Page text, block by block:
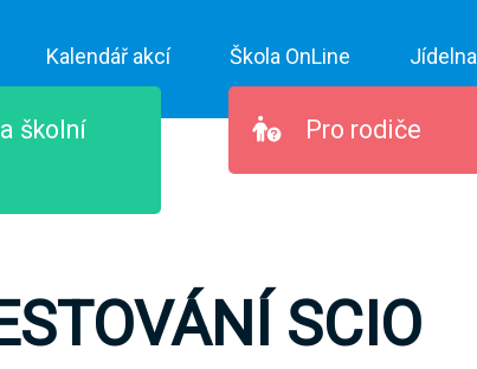
Kalendář akcí Škola OnLine Jídelna
školní
Pro rodiče
SCIO